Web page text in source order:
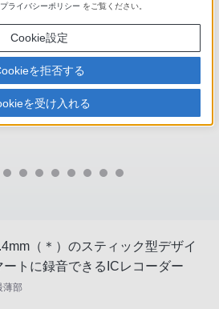
（＊）のスティック型デザイ
トに録音できるICレコーダー
薄部
プライバシーポリシー をご覧ください。
Cookie設定
を拒否する
を受け入れる